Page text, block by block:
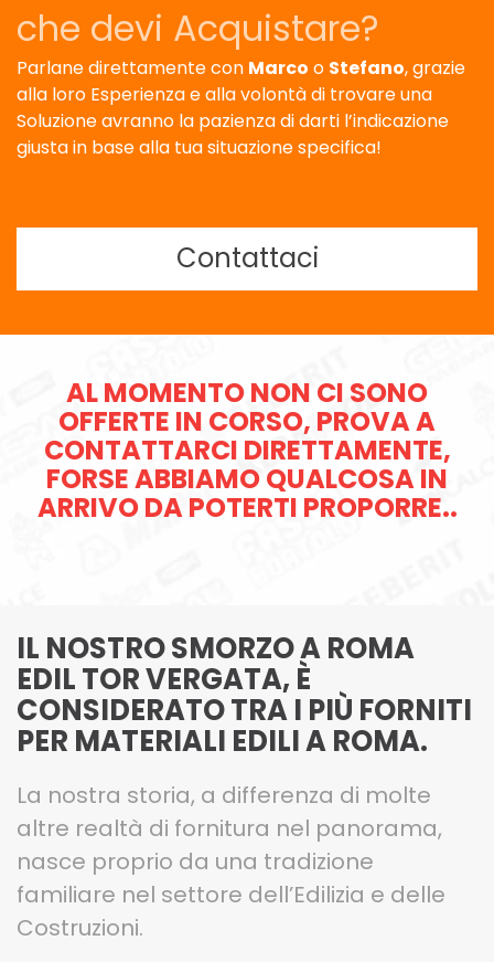
che devi Acquistare?
Parlane direttamente con Marco o Stefano, grazie
alla loro Esperienza e alla volontà di trovare una
Soluzione avranno la pazienza di darti l’indicazione
giusta in base alla tua situazione specifica!
Contattaci
AL MOMENTO NON CI SONO
OFFERTE IN CORSO, PROVA A
CONTATTARCI DIRETTAMENTE,
FORSE ABBIAMO QUALCOSA IN
ARRIVO DA POTERTI PROPORRE..
IL NOSTRO SMORZO A ROMA
EDIL TOR VERGATA, È
CONSIDERATO TRA I PIÙ FORNITI
PER MATERIALI EDILI A ROMA.
La nostra storia, a differenza di molte
altre realtà di fornitura nel panorama,
nasce proprio da una tradizione
familiare nel settore dell’Edilizia e delle
Costruzioni.